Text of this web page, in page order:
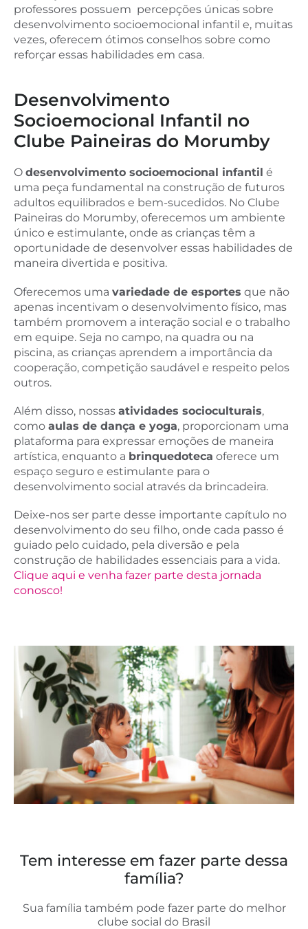
professores possuem percepções únicas sobre
desenvolvimento socioemocional infantil e, muitas
vezes, oferecem ótimos conselhos sobre como
reforçar essas habilidades em casa.
Desenvolvimento
Socioemocional Infantil no
Clube Paineiras do Morumby
O desenvolvimento socioemocional infantil é
uma peça fundamental na construção de futuros
adultos equilibrados e bem-sucedidos. No Clube
Paineiras do Morumby, oferecemos um ambiente
único e estimulante, onde as crianças têm a
oportunidade de desenvolver essas habilidades de
maneira divertida e positiva.
Oferecemos uma variedade de esportes que não
apenas incentivam o desenvolvimento físico, mas
também promovem a interação social e o trabalho
em equipe. Seja no campo, na quadra ou na
piscina, as crianças aprendem a importância da
cooperação, competição saudável e respeito pelos
outros.
Além disso, nossas atividades socioculturais,
como aulas de dança e yoga, proporcionam uma
plataforma para expressar emoções de maneira
artística, enquanto a brinquedoteca oferece um
espaço seguro e estimulante para o
desenvolvimento social através da brincadeira.
Deixe-nos ser parte desse importante capítulo no
desenvolvimento do seu filho, onde cada passo é
guiado pelo cuidado, pela diversão e pela
construção de habilidades essenciais para a vida.
Clique aqui e venha fazer parte desta jornada
conosco!
Tem interesse em fazer parte dessa
família?
Sua família também pode fazer parte do melhor
clube social do Brasil